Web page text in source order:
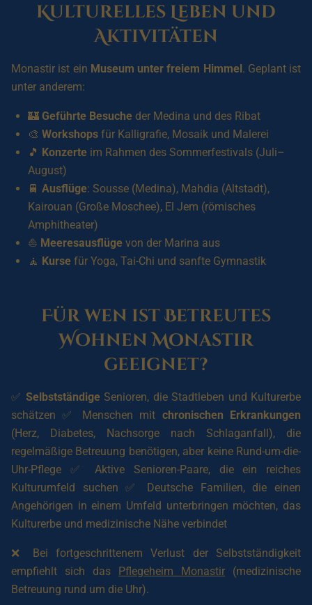
Kulturelles Leben und
Aktivitäten
Monastir ist ein Museum unter freiem Himmel. Geplant ist
unter anderem:
🏰 Geführte Besuche der Medina und des Ribat
🎨 Workshops für Kalligrafie, Mosaik und Malerei
🎵 Konzerte im Rahmen des Sommerfestivals (Juli–
August)
🚆 Ausflüge: Sousse (Medina), Mahdia (Altstadt),
Kairouan (Große Moschee), El Jem (römisches
Amphitheater)
⛵ Meeresausflüge von der Marina aus
🧘 Kurse für Yoga, Tai-Chi und sanfte Gymnastik
Für wen ist Betreutes
Wohnen Monastir
geeignet?
✅ Selbstständige Senioren, die Stadtleben und Kulturerbe
schätzen ✅ Menschen mit chronischen Erkrankungen
(Herz, Diabetes, Nachsorge nach Schlaganfall), die
regelmäßige Betreuung benötigen, aber keine Rund-um-die-
Uhr-Pflege ✅ Aktive Senioren-Paare, die ein reiches
Kulturumfeld suchen ✅ Deutsche Familien, die einen
Angehörigen in einem Umfeld unterbringen möchten, das
Kulturerbe und medizinische Nähe verbindet
❌ Bei fortgeschrittenem Verlust der Selbstständigkeit
empfiehlt sich das Pflegeheim Monastir (medizinische
Betreuung rund um die Uhr).